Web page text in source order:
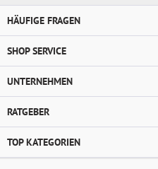
HÄUFIGE FRAGEN
SHOP SERVICE
UNTERNEHMEN
RATGEBER
TOP KATEGORIEN